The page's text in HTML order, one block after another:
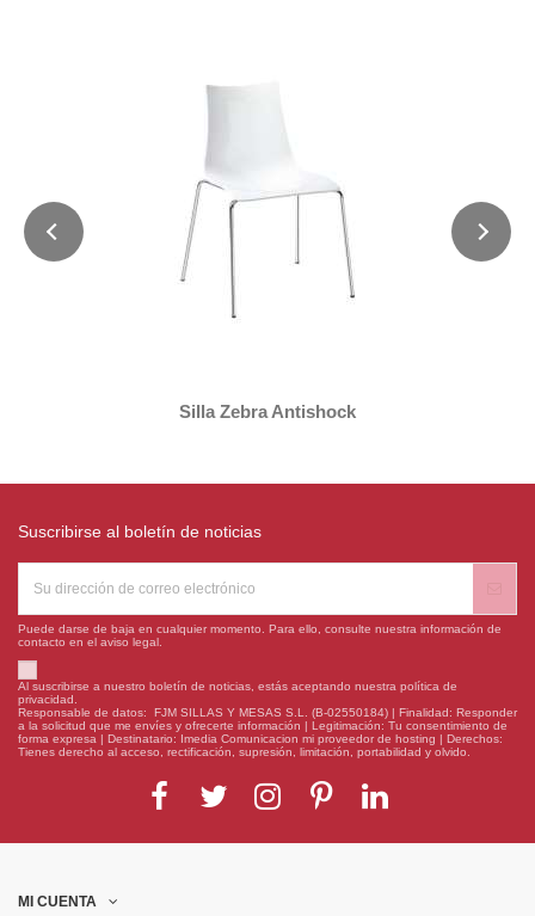
Silla Zebra Antishock
Suscribirse al boletín de noticias
Puede darse de baja en cualquier momento. Para ello, consulte nuestra información de
contacto en el aviso legal.
Al suscribirse a nuestro boletín de noticias, estás aceptando nuestra política de
privacidad.
Responsable de datos: FJM SILLAS Y MESAS S.L. (B-02550184) | Finalidad: Responder
a la solicitud que me envíes y ofrecerte información | Legitimación: Tu consentimiento de
forma expresa | Destinatario: Imedia Comunicacion mi proveedor de hosting | Derechos:
Tienes derecho al acceso, rectificación, supresión, limitación, portabilidad y olvido.
MI CUENTA